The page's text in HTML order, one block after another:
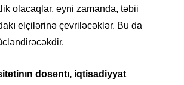
olacaqlar, eyni zamanda, təbii
elçilərinə çevriləcəklər. Bu da
dosentı, iqtisadiyyat